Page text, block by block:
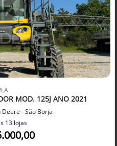
MOD. 125J ANO 2021
Deere - São Borja
13 lojas